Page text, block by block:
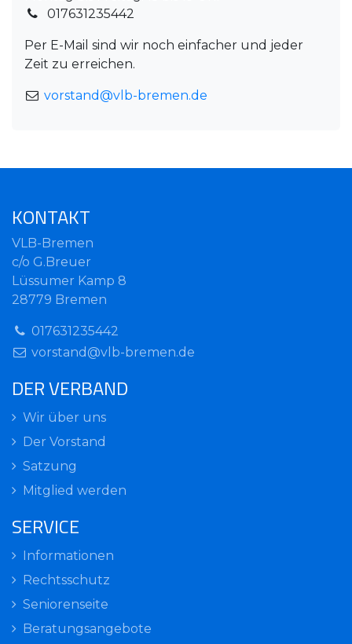
017631235442
Per E-Mail sind wir noch einfacher und jeder
Zeit zu erreichen.
vorstand@vlb-bremen.de
KONTAKT
VLB-Bremen
c/o G.Breuer
Lüssumer Kamp 8
28779 Bremen
017631235442
vorstand@vlb-bremen.de
DER VERBAND
Wir über uns
Der Vorstand
Satzung
Mitglied werden
SERVICE
Informationen
Rechtsschutz
Seniorenseite
Beratungsangebote